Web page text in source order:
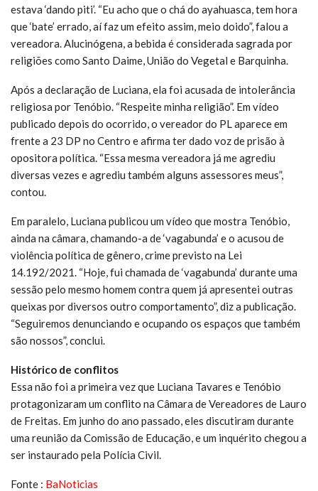
estava ‘dando piti’. “Eu acho que o chá do ayahuasca, tem hora
que ‘bate’ errado, aí faz um efeito assim, meio doido”, falou a
vereadora. Alucinógena, a bebida é considerada sagrada por
religiões como Santo Daime, União do Vegetal e Barquinha.
Após a declaração de Luciana, ela foi acusada de intolerância
religiosa por Tenóbio. “Respeite minha religião”. Em vídeo
publicado depois do ocorrido, o vereador do PL aparece em
frente a 23 DP no Centro e afirma ter dado voz de prisão à
opositora política. “Essa mesma vereadora já me agrediu
diversas vezes e agrediu também alguns assessores meus”,
contou.
Em paralelo, Luciana publicou um vídeo que mostra Tenóbio,
ainda na câmara, chamando-a de ‘vagabunda’ e o acusou de
violência política de gênero, crime previsto na Lei
14.192/2021. “Hoje, fui chamada de ‘vagabunda’ durante uma
sessão pelo mesmo homem contra quem já apresentei outras
queixas por diversos outro comportamento”, diz a publicação.
“Seguiremos denunciando e ocupando os espaços que também
são nossos”, conclui.
Histórico de conflitos
Essa não foi a primeira vez que Luciana Tavares e Tenóbio
protagonizaram um conflito na Câmara de Vereadores de Lauro
de Freitas. Em junho do ano passado, eles discutiram durante
uma reunião da Comissão de Educação, e um inquérito chegou a
ser instaurado pela Polícia Civil.
Fonte : BaNoticias